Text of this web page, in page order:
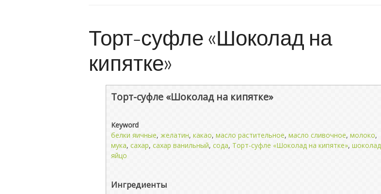
Торт-суфле «Шоколад на
кипятке»
Торт-суфле «Шоколад на кипятке»
Keyword
белки яичные, желатин, какао, масло растительное, масло сливочное, молоко,
мука, сахар, сахар ванильный, сода, Торт-суфле «Шоколад на кипятке», шоколад
яйцо
Ингредиенты